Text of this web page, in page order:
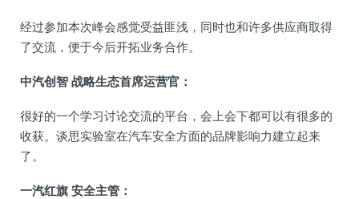
经过参加本次峰会感觉受益匪浅，同时也和许多供应商取得
了交流，便于今后开拓业务合作。
中汽创智 战略生态首席运营官：
很好的一个学习讨论交流的平台，会上会下都可以有很多的
收获。谈思实验室在汽车安全方面的品牌影响力建立起来
了。
一汽红旗 安全主管：